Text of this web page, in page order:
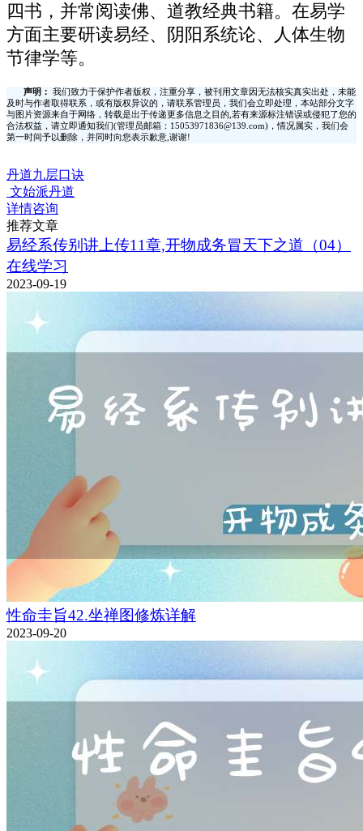
四书，并常阅读佛、道教经典书籍。在易学
方面主要研读易经、阴阳系统论、人体生物
节律学等。
声明：
我们致力于保护作者版权，注重分享，被刊用文章因无法核实真实出处，未能
及时与作者取得联系，或有版权异议的，请联系管理员，我们会立即处理，本站部分文字
与图片资源来自于网络，转载是出于传递更多信息之目的,若有来源标注错误或侵犯了您的
合法权益，请立即通知我们(管理员邮箱：15053971836@139.com)，情况属实，我们会
第一时间予以删除，并同时向您表示歉意,谢谢!
丹道九层口诀
文始派丹道
详情咨询
推荐文章
易经系传别讲上传11章,开物成务冒天下之道（04）
在线学习
2023-09-19
性命圭旨42.坐禅图修炼详解
2023-09-20